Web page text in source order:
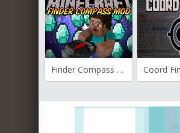
Finder Compass для Майнкрафт [1.20.6, 1.20.4, 1.20.3]